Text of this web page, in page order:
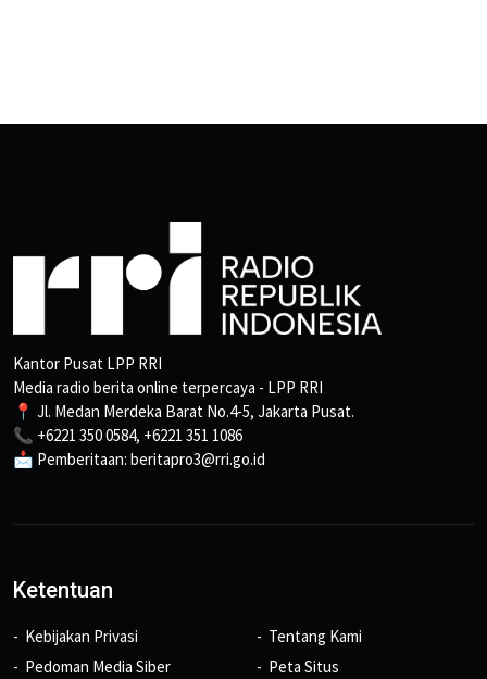
Kantor Pusat LPP RRI
Media radio berita online terpercaya - LPP RRI
📍 Jl. Medan Merdeka Barat No.4-5, Jakarta Pusat.
📞 +6221 350 0584, +6221 351 1086
📩 Pemberitaan: beritapro3@rri.go.id
Ketentuan
Kebijakan Privasi
Pedoman Media Siber
Tentang Kami
Peta Situs